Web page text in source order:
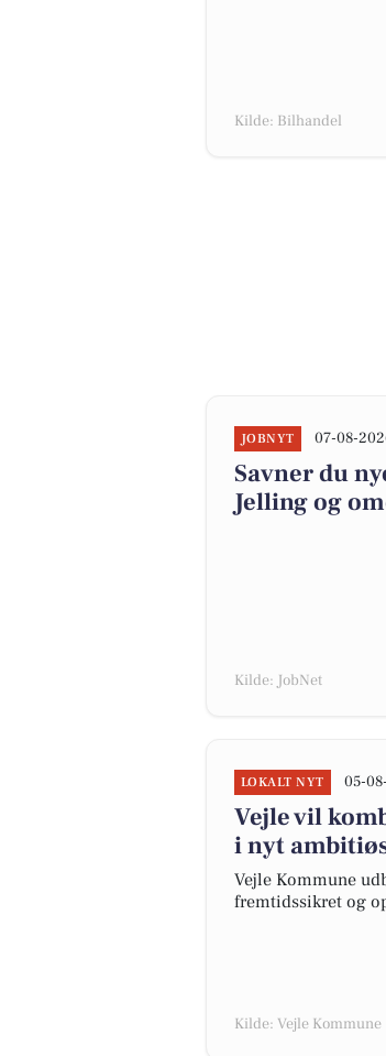
Kilde: Bilhandel
JOBNYT 07-08-
Savner du
Jelling og
Kilde: JobNet
LOKALT NYT 05-
Vejle vil
i nyt
Vejle Kommune
fremtidssikret og
Kilde: Vejle Kommune